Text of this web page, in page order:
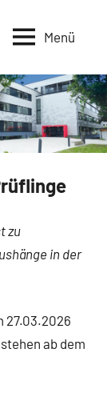
Menü
zu
in der
27.03.2026
ab dem